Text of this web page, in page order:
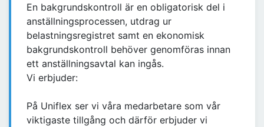
En bakgrundskontroll är en obligatorisk del i
anställningsprocessen, utdrag ur
belastningsregistret samt en ekonomisk
bakgrundskontroll behöver genomföras innan
ett anställningsavtal kan ingås.
Vi erbjuder:
På Uniflex ser vi våra medarbetare som vår
viktigaste tillgång och därför erbjuder vi